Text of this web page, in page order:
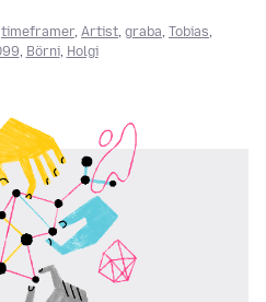
timeframer, Artist graba Tobias
Börni, Holgi